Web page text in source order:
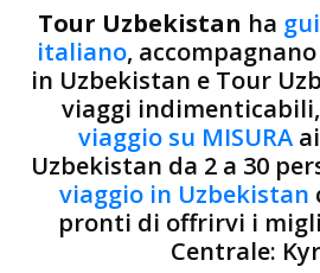
Tour Uzbekistan ha
italiano,
in Uzbekistan e Tour
viaggi
viaggio su MISURA
Uzbekistan da 2 a 30
viaggio in Uzbekistan
pronti di offrirvi i
Centrale: